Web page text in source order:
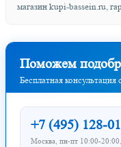
магазин kupi-bassein.ru,
Поможем
Бесплатная
+7 (495) 128-
Москва, пн-пт 10:00-